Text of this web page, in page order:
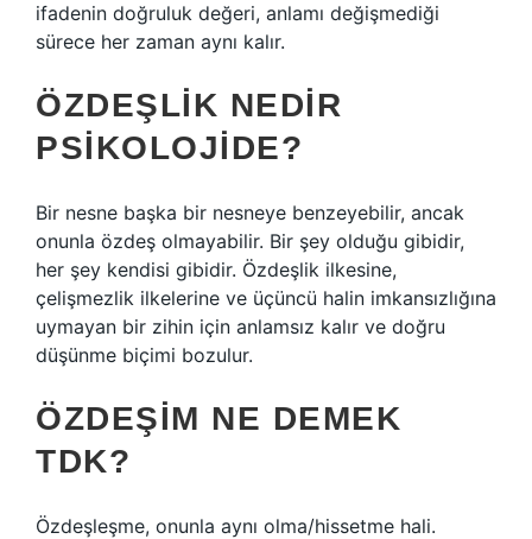
ifadenin doğruluk değeri, anlamı değişmediği
sürece her zaman aynı kalır.
ÖZDEŞLIK NEDIR
PSIKOLOJIDE?
Bir nesne başka bir nesneye benzeyebilir, ancak
onunla özdeş olmayabilir. Bir şey olduğu gibidir,
her şey kendisi gibidir. Özdeşlik ilkesine,
çelişmezlik ilkelerine ve üçüncü halin imkansızlığına
uymayan bir zihin için anlamsız kalır ve doğru
düşünme biçimi bozulur.
ÖZDEŞIM NE DEMEK
TDK?
Özdeşleşme, onunla aynı olma/hissetme hali.